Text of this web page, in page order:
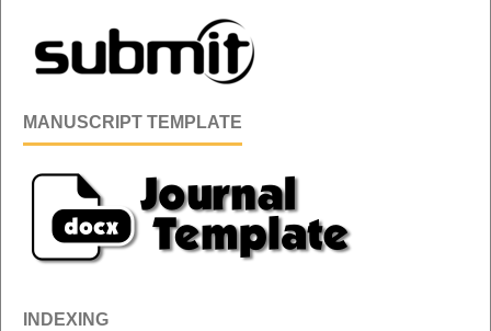
MANUSCRIPT TEMPLATE
INDEXING